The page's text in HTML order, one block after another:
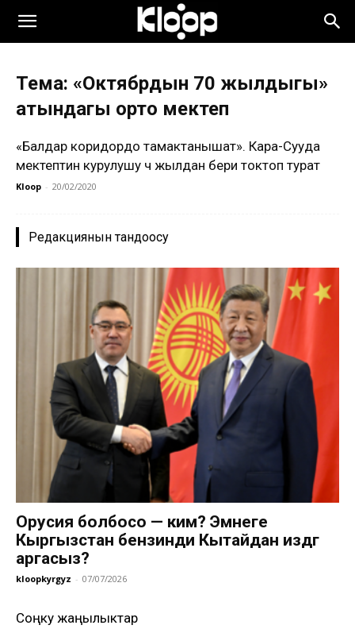
Тема: «Октябрдын 70 жылдыгы»
атындагы орто мектеп
«Балдар коридордо тамактанышат». Кара-Сууда
мектептин курулушу үч жылдан бери токтоп турат
Kloop - 20/02/2020
Редакциянын тандоосу
Орусия болбосо — ким? Эмнеге
Кыргызстан бензинди Кытайдан издөөгө
аргасыз?
kloopkyrgyz - 07/07/2026
Соңку жаңылыктар